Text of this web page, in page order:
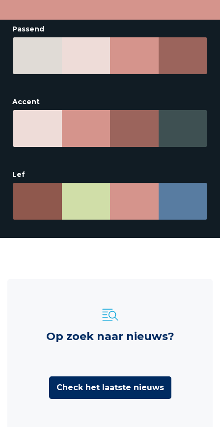
Passend
Accent
Lef
Op zoek naar nieuws?
Check het laatste nieuws